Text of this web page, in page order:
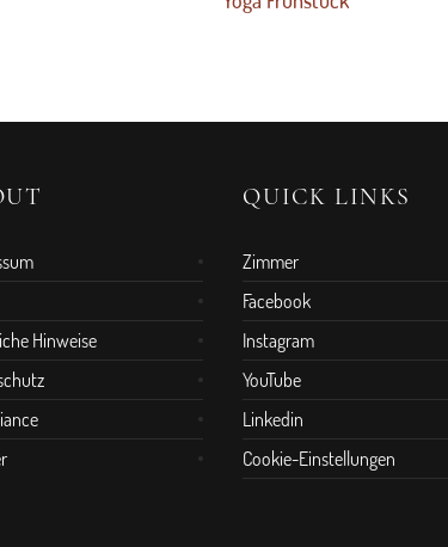
Hinweise
QUICK LINKS
Zimmer
Facebook
Instagram
YouTube
Linkedin
Cookie-Einstellungen